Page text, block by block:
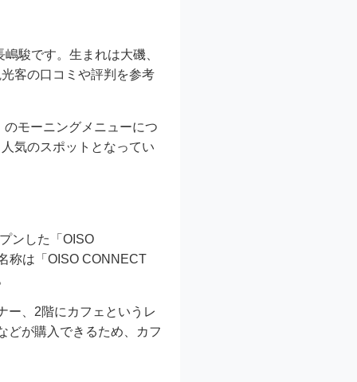
駿です。生まれは大磯、
客の口コミや評判を参考
モーニングメニューにつ
気のスポットとなってい
ンした「OISO
称は「OISO CONNECT
ー、2階にカフェというレ
どが購入できるため、カフ